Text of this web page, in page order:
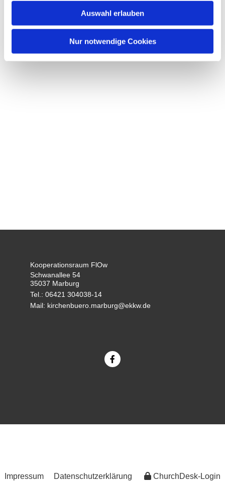
Auswahl erlauben
Nur notwendige Cookies
Kooperationsraum FlOw
Schwanallee 54
35037 Marburg
Tel.: 06421 304038-14
Mail: kirchenbuero.marburg@ekkw.de
Impressum Datenschutzerklärung ChurchDesk-Login